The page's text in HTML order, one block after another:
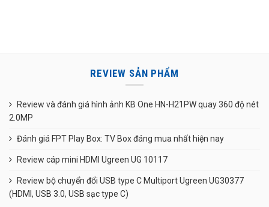
REVIEW SẢN PHẨM
Review và đánh giá hình ảnh KB One HN-H21PW quay 360 độ nét
2.0MP
Đánh giá FPT Play Box: TV Box đáng mua nhất hiện nay
Review cáp mini HDMI Ugreen UG 10117
Review bộ chuyển đổi USB type C Multiport Ugreen UG30377
(HDMI, USB 3.0, USB sạc type C)